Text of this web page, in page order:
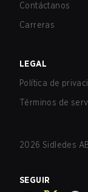
Contáctanos
Carreras
LEGAL
Política de
Términos de
2026 Sidledes
SEGUIR